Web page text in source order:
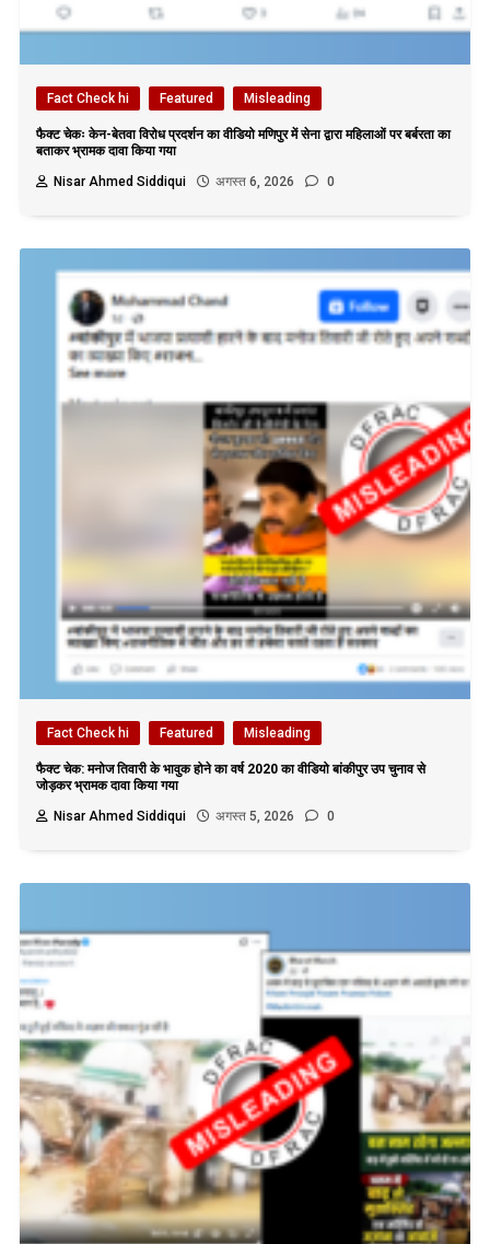
Fact Check hi Featured Misleading
फैक्ट चेकः केन-बेतवा विरोध प्रदर्शन का वीडियो मणिपुर में सेना द्वारा महिलाओं पर बर्बरता का
बताकर भ्रामक दावा किया गया
Nisar Ahmed Siddiqui
अगस्त 6, 2026 0
Fact Check hi Featured Misleading
फैक्ट चेक: मनोज तिवारी के भावुक होने का वर्ष 2020 का वीडियो बांकीपुर उप चुनाव से
जोड़कर भ्रामक दावा किया गया
Nisar Ahmed Siddiqui
अगस्त 5, 2026 0